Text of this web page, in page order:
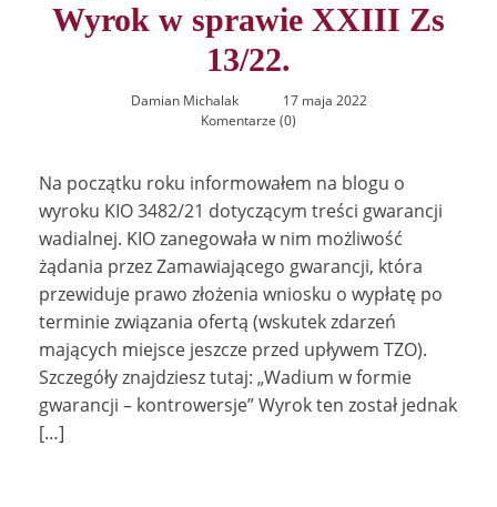
Wyrok w sprawie XXIII Zs
13/22.
Damian Michalak
17 maja 2022
Komentarze (0)
Na początku roku informowałem na blogu o
wyroku KIO 3482/21 dotyczącym treści gwarancji
wadialnej. KIO zanegowała w nim możliwość
żądania przez Zamawiającego gwarancji, która
przewiduje prawo złożenia wniosku o wypłatę po
terminie związania ofertą (wskutek zdarzeń
mających miejsce jeszcze przed upływem TZO).
Szczegóły znajdziesz tutaj: „Wadium w formie
gwarancji – kontrowersje” Wyrok ten został jednak
[…]